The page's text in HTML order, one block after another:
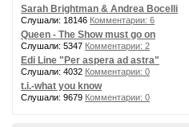
Sarah Brightman & Andrea Bocelli
Слушали: 18146 Комментарии: 6
Queen - The Show must go on
Слушали: 5347 Комментарии: 2
Edi Line "Per aspera ad astra"
Слушали: 4032 Комментарии: 0
t.i.-what you know
Слушали: 9679 Комментарии: 0